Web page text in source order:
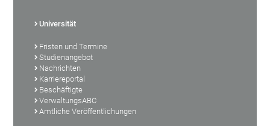
Universität
Fristen und Termine
Studienangebot
Nachrichten
Karriereportal
Beschäftigte
VerwaltungsABC
Amtliche Veröffentlichungen